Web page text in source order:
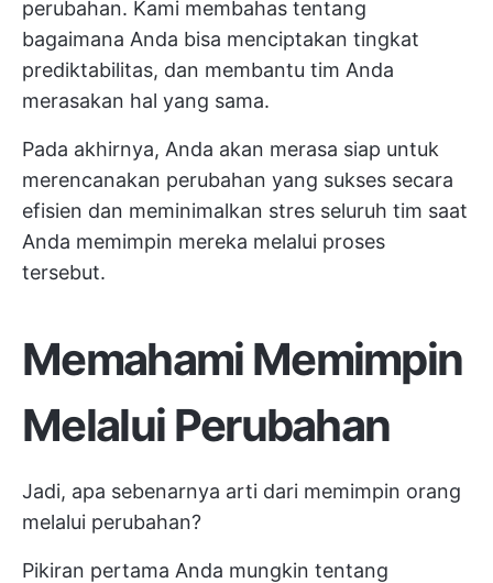
perubahan. Kami membahas tentang
bagaimana Anda bisa menciptakan tingkat
prediktabilitas, dan membantu tim Anda
merasakan hal yang sama.
Pada akhirnya, Anda akan merasa siap untuk
merencanakan perubahan yang sukses secara
efisien dan meminimalkan stres seluruh tim saat
Anda memimpin mereka melalui proses
tersebut.
Memahami Memimpin
Melalui Perubahan
Jadi, apa sebenarnya arti dari memimpin orang
melalui perubahan?
Pikiran pertama Anda mungkin tentang